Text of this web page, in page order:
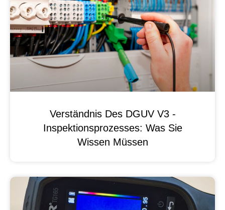
Verständnis Des DGUV V3 -
Inspektionsprozesses: Was Sie
Wissen Müssen